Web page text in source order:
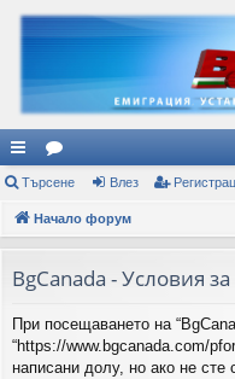
ъ
рз
вр
ъз
ки
ор
ум
Търсене Влез
Начало форум
BgCanada - Условия
При посещаването на
“https://www.bgcanada.com/
написани долу, но ако не сте